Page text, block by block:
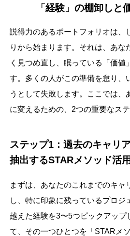
「経験」の棚卸しと
説得力のあるポートフォリオは、
りから始まります。それは、あな
く見つめ直し、眠っている「価値
す。多くの人がこの準備を怠り、
うとして失敗します。ここでは、
に変えるための、2つの重要なス
ステップ1：過去のキャリ
抽出するSTARメソッド活
まずは、あなたのこれまでのキャ
し、特に印象に残っているプロジ
越えた経験を3〜5つピックアップ
て、その一つひとつを「STARメ